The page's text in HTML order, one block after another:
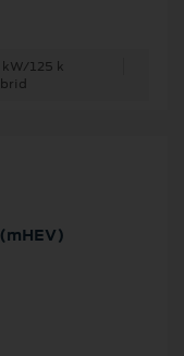
kW/125 k